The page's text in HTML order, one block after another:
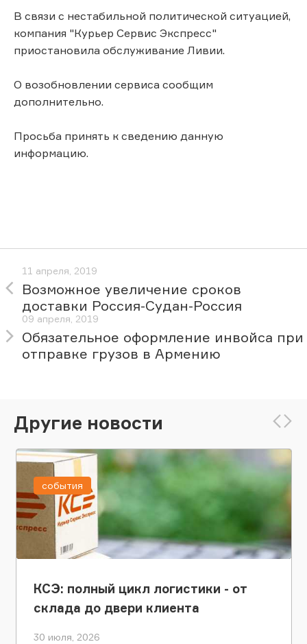
В связи с нестабильной политической ситуацией,
компания "Курьер Сервис Экспресс"
приостановила обслуживание Ливии.
О возобновлении сервиса сообщим
дополнительно.
Просьба принять к сведению данную
информацию.
11 апреля, 2019
Возможное увеличение сроков
доставки Россия-Судан-Россия
09 апреля, 2019
Обязательное оформление инвойса при
отправке грузов в Армению
Другие новости
КСЭ: полный цикл логистики - от
склада до двери клиента
30 июля, 2026
события